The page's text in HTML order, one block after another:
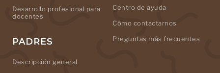
Desarrollo profesional para
docentes
PADRES
Descripción general
Centro de ayuda
Cómo contactarnos
Preguntas más frecuentes